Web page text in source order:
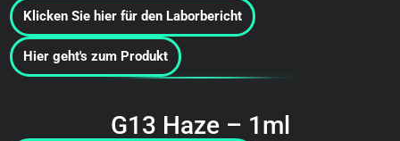
Klicken Sie hier für den Laborbericht
Hier geht's zum Produkt
G13 Haze – 1ml